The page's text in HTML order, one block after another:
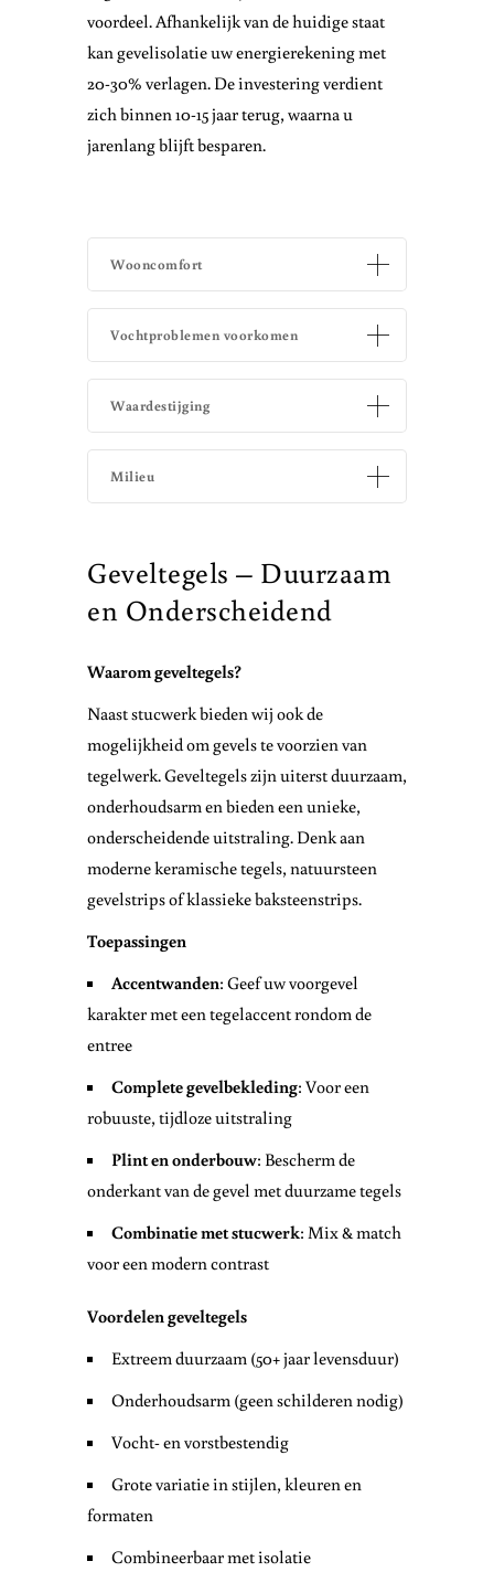
voordeel. Afhankelijk van de huidige staat
kan gevelisolatie uw energierekening met
20-30% verlagen. De investering verdient
zich binnen 10-15 jaar terug, waarna u
jarenlang blijft besparen.
Wooncomfort
Vochtproblemen voorkomen
Waardestijging
Milieu
Geveltegels – Duurzaam
en Onderscheidend
Waarom geveltegels?
Naast stucwerk bieden wij ook de
mogelijkheid om gevels te voorzien van
tegelwerk. Geveltegels zijn uiterst duurzaam,
onderhoudsarm en bieden een unieke,
onderscheidende uitstraling. Denk aan
moderne keramische tegels, natuursteen
gevelstrips of klassieke baksteenstrips.
Toepassingen
Accentwanden: Geef uw voorgevel
karakter met een tegelaccent rondom de
entree
Complete gevelbekleding: Voor een
robuuste, tijdloze uitstraling
Plint en onderbouw: Bescherm de
onderkant van de gevel met duurzame tegels
Combinatie met stucwerk: Mix & match
voor een modern contrast
Voordelen geveltegels
Extreem duurzaam (50+ jaar levensduur)
Onderhoudsarm (geen schilderen nodig)
Vocht- en vorstbestendig
Grote variatie in stijlen, kleuren en
formaten
Combineerbaar met isolatie